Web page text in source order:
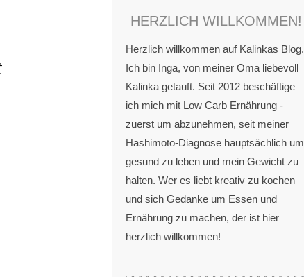
HERZLICH WILLKOMMEN!
Herzlich willkommen auf Kalinkas Blog.
Ich bin Inga, von meiner Oma liebevoll
Kalinka getauft. Seit 2012 beschäftige
ich mich mit Low Carb Ernährung -
zuerst um abzunehmen, seit meiner
Hashimoto-Diagnose hauptsächlich um
gesund zu leben und mein Gewicht zu
halten. Wer es liebt kreativ zu kochen
und sich Gedanke um Essen und
Ernährung zu machen, der ist hier
herzlich willkommen!